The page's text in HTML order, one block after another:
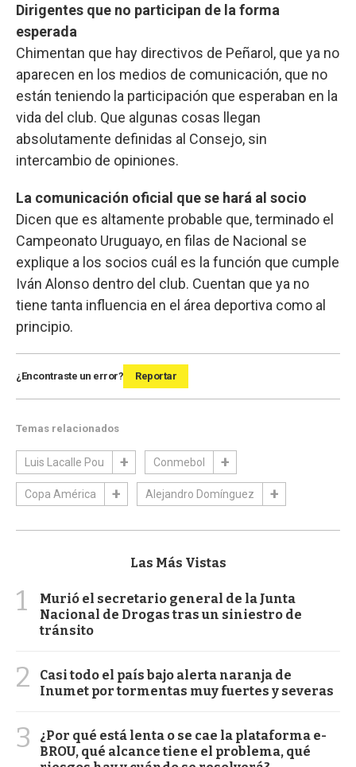
Dirigentes que no participan de la forma
esperada
Chimentan que hay directivos de Peñarol, que ya no
aparecen en los medios de comunicación, que no
están teniendo la participación que esperaban en la
vida del club. Que algunas cosas llegan
absolutamente definidas al Consejo, sin
intercambio de opiniones.
La comunicación oficial que se hará al socio
Dicen que es altamente probable que, terminado el
Campeonato Uruguayo, en filas de Nacional se
explique a los socios cuál es la función que cumple
Iván Alonso dentro del club. Cuentan que ya no
tiene tanta influencia en el área deportiva como al
principio.
¿Encontraste un error? Reportar
Temas relacionados
Luis Lacalle Pou Conmebol
Copa América Alejandro Domínguez
Las Más Vistas
1
Murió el secretario general de la Junta
Nacional de Drogas tras un siniestro de
tránsito
2
Casi todo el país bajo alerta naranja de
Inumet por tormentas muy fuertes y severas
3
¿Por qué está lenta o se cae la plataforma e-
BROU, qué alcance tiene el problema, qué